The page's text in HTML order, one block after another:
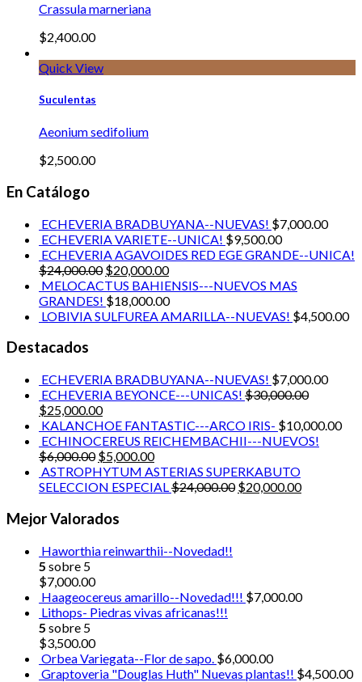
Crassula marneriana
$2,400.00
Quick View
Suculentas
Aeonium sedifolium
$2,500.00
En Catálogo
ECHEVERIA BRADBUYANA--NUEVAS! $7,000.00
ECHEVERIA VARIETE--UNICA! $9,500.00
ECHEVERIA AGAVOIDES RED EGE GRANDE--UNICA!
$24,000.00 $20,000.00
MELOCACTUS BAHIENSIS---NUEVOS MAS
GRANDES! $18,000.00
LOBIVIA SULFUREA AMARILLA--NUEVAS! $4,500.00
Destacados
ECHEVERIA BRADBUYANA--NUEVAS! $7,000.00
ECHEVERIA BEYONCE---UNICAS! $30,000.00
$25,000.00
KALANCHOE FANTASTIC---ARCO IRIS- $10,000.00
ECHINOCEREUS REICHEMBACHII---NUEVOS!
$6,000.00 $5,000.00
ASTROPHYTUM ASTERIAS SUPERKABUTO
SELECCION ESPECIAL$24,000.00 $20,000.00
Mejor Valorados
Haworthia reinwarthii--Novedad!!
5 sobre 5
$7,000.00
Haageocereus amarillo--Novedad!!! $7,000.00
Lithops- Piedras vivas africanas!!!
5 sobre 5
$3,500.00
Orbea Variegata--Flor de sapo. $6,000.00
Graptoveria "Douglas Huth" Nuevas plantas!! $4,500.00